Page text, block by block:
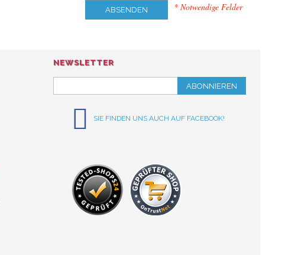
* Notwendige Felder
ABSENDEN
NEWSLETTER
ABONNIEREN
SIE FINDEN UNS AUCH AUF FACEBOOK!